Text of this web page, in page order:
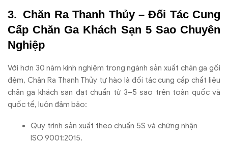
Chăn Ra Thanh Thủy – Đối Tác Cung
Cấp Chăn Ga Khách Sạn 5 Sao Chuyên
Nghiệp
Với hơn 30 năm kinh nghiệm trong ngành sản xuất chăn ga gối
đệm, Chăn Ra Thanh Thủy tự hào là đối tác cung cấp chất liệu
chăn ga khách sạn đạt chuẩn từ 3–5 sao trên toàn quốc và
quốc tế, luôn đảm bảo:
Quy trình sản xuất theo chuẩn 5S và chứng nhận
ISO 9001:2015.